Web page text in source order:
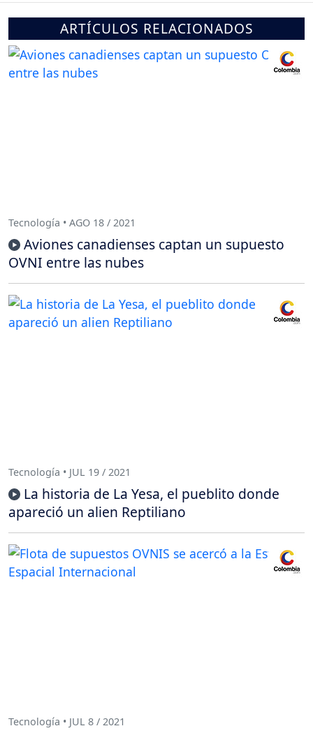
ARTÍCULOS RELACIONADOS
Tecnología • AGO 18 / 2021
Aviones canadienses captan un supuesto
OVNI entre las nubes
Tecnología • JUL 19 / 2021
La historia de La Yesa, el pueblito donde
apareció un alien Reptiliano
Tecnología • JUL 8 / 2021